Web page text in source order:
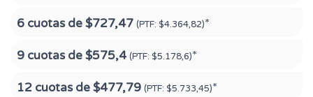
6 cuotas de$727,47 (PTF: $4.364,82)*
9 cuotas de$575,4 (PTF: $5.178,6)*
12 cuotas de$477,79 (PTF: $5.733,45)*